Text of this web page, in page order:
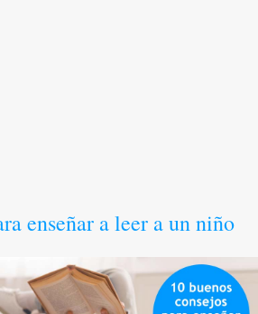
enseñar a leer a un niño